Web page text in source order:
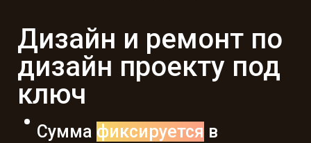
Дизайн и ремонт по
дизайн проекту под
ключ
Сумма фиксируется в